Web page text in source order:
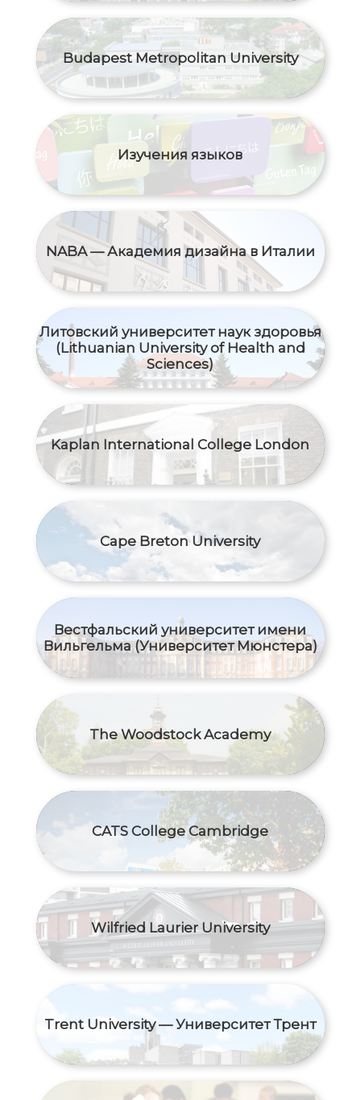
Budapest Metropolitan University
Изучения языков
NABA — Академия дизайна в Италии
Литовский университет наук здоровья
(Lithuanian University of Health and
Sciences)
Kaplan International College London
Cape Breton University
Вестфальский университет имени
Вильгельма (Университет Мюнстера)
The Woodstock Academy
CATS College Cambridge
Wilfried Laurier University
Trent University — Университет Трент